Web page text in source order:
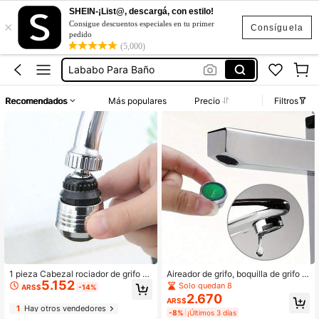
Consíguela
×
SHEIN-¡List@, descargá, con estilo!
Consigue descuentos especiales en tu primer
pedido
(5,000)
Aerator
Filtro De Agua
Lababo Para Baño
Regadera Para Fregadero
Aerator
Filtro De Agua
Recomendados Más populares Precio Filtros
1 pieza Cabezal rociador de grifo d
e cocina de acero inoxidable, boquil
la extensible y giratoria ahorradora
de agua antisalpicaduras
ARS$5.152 -14%
1Hay otros vendedores
Aireador de grifo, boquilla de grifo a
horradora de agua - Roscada reem
plazable, anti-calcificación, filtro d
e grifo de cocina & baño, fácil instal
ación - Otros materiales
Solo quedan 8
ARS$2.670
-8% ¡Últimos 3 días